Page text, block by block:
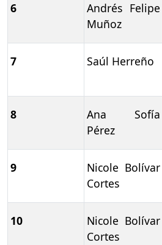
6
Andrés Felipe
Muñoz
7 Saúl Herreño
8
Ana Sofía
Pérez
9
Nicole Bolívar
Cortes
10
Nicole Bolívar
Cortes